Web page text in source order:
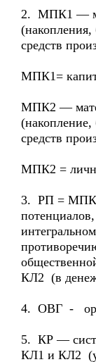
2. МПК1 —
(накопления,
средств
МПК1=
МПК2 —
(накопление,
средств
МПК2 =
3. РП =
КЛ2 (в
4. ОВГ -
5. КР —
КЛ1 и КЛ2